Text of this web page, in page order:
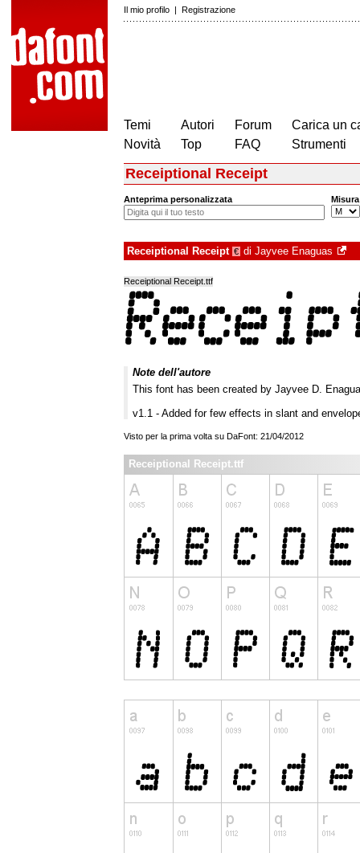
Il mio profilo | Registrazione
Temi
Novità
Autori
Top
Forum
FAQ
Carica un
Strumenti
Receiptional Receipt
Anteprima personalizzata Misura
Receiptional Receipt € di Jayvee Enaguas
Receiptional Receipt.ttf
Note dell'autore
This font has been created by Jayvee D.
v1.1 - Added for few effects in slant and
Visto per la prima volta su DaFont: 21/04/2012
Receiptional Receipt.ttf